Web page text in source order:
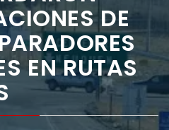
DE
EN RUTAS